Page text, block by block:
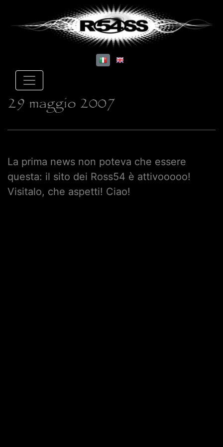
29 maggio 2007
La prima news non poteva che essere
questa: il sito dei Ross54 è attivooooo!
Visitalo, che aspetti! Ciao!